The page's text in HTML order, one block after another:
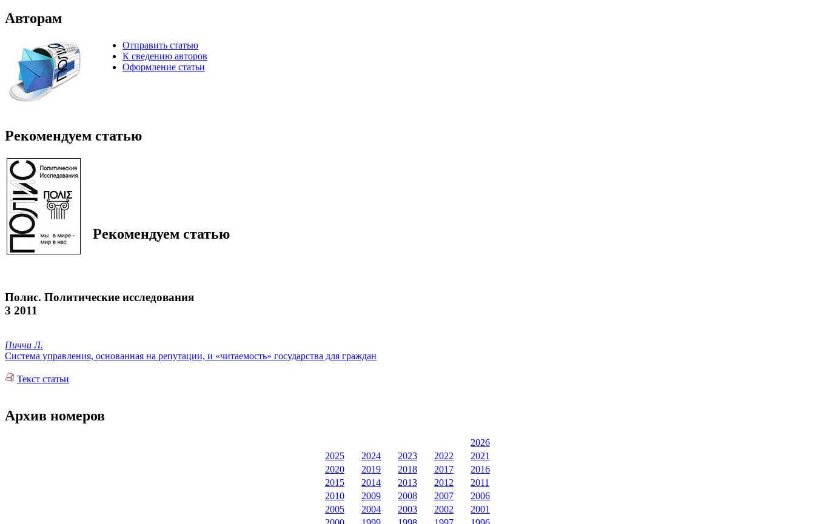
Авторам
Отправить статью
К сведению авторов
Оформление статьи
Рекомендуем статью
Рекомендуем статью
Полис. Политические исследования
3 2011
Пиччи Л.
Система управления, основанная на репутации, и «читаемость» государства для граждан
Текст статьи
Архив номеров
2026
2025
2024 2023 2022
2021
2020
2019 2018 2017
2016
2015
2014 2013 2012
2011
2010
2009 2008 2007
2006
2005
2004 2003 2002
2001